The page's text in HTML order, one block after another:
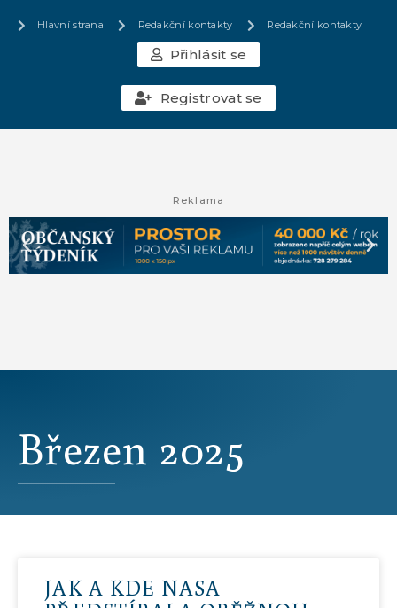
Hlavní strana Redakční kontakty Redakční kontakty
Přihlásit se
Registrovat se
Reklama
Březen 2025
JAK A KDE NASA